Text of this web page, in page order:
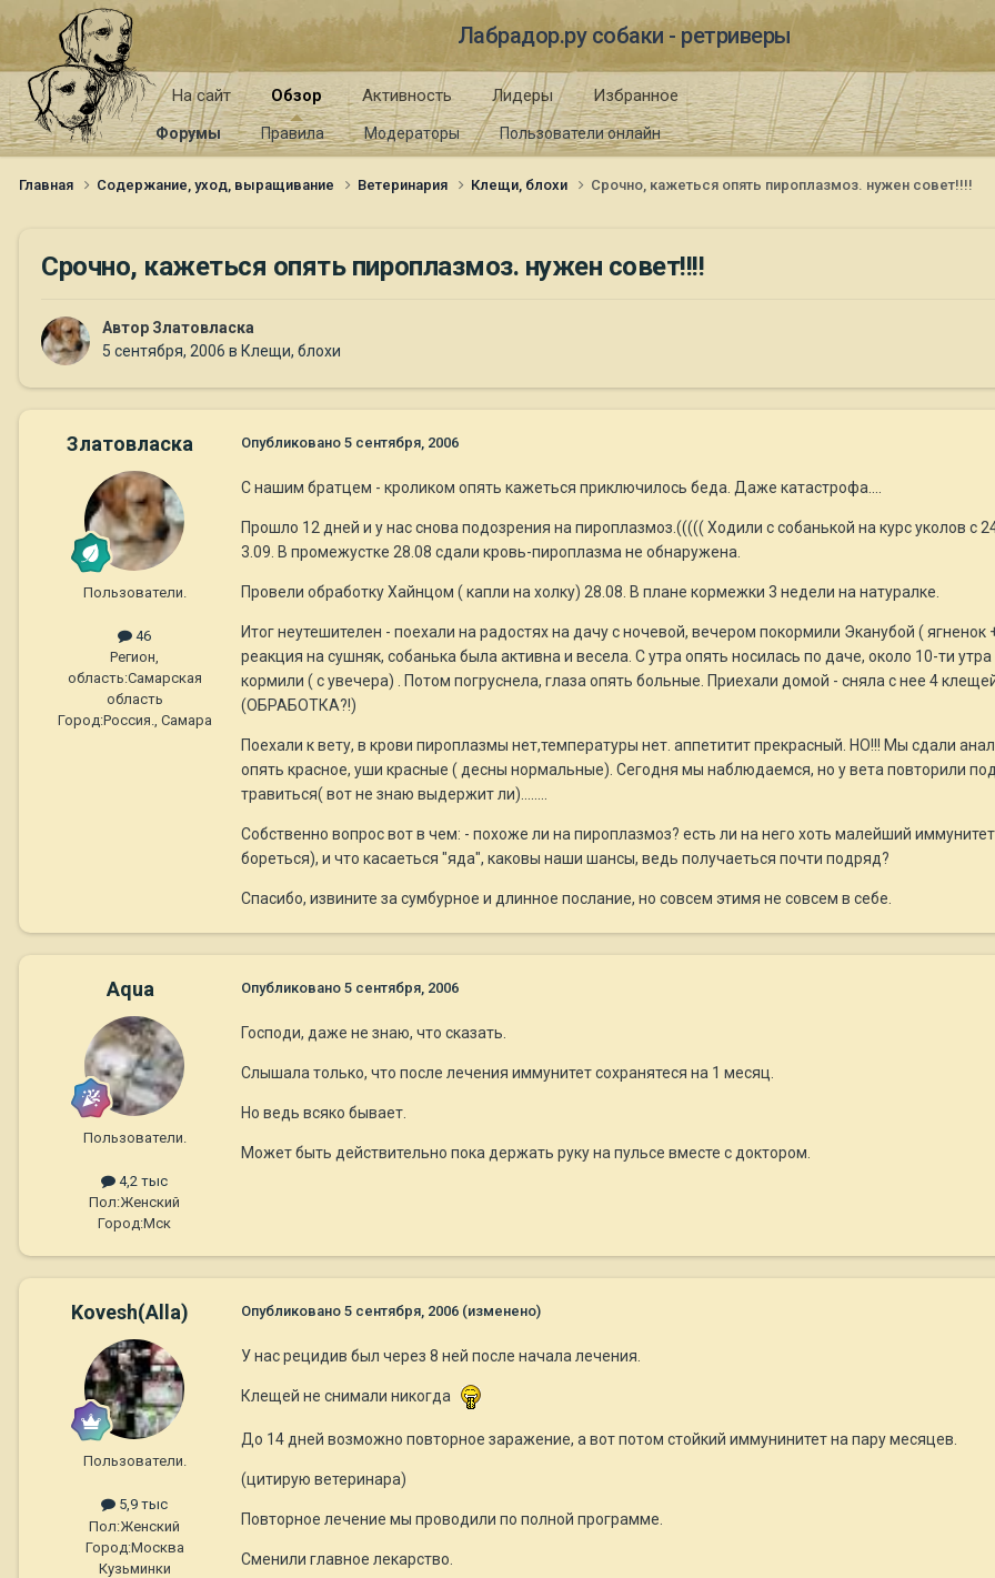
Лабрадор.ру собаки - ретриверы
На сайт Обзор
Форумы Правила Модераторы Пользователи онлайн
Активность Лидеры Избранное
Главная Содержание, уход, выращивание Ветеринария Клещи, блохи Срочно, кажеться опять пироплазмоз. нужен совет!!!!
Срочно, кажеться опять пироплазмоз. нужен совет!!!!
Автор Златовласка
5 сентября, 2006 в Клещи, блохи
Златовласка
Пользователи.
46
Регион,
область:Самарская
область
Город:Россия., Самара
Опубликовано 5 сентября, 2006
С нашим братцем - кроликом опять кажеться приключилось беда. Даже катастрофа....
Прошло 12 дней и у нас снова подозрения на пироплазмоз.((((( Ходили с собанькой на курс уколов с
3.09. В промежустке 28.08 сдали кровь-пироплазма не обнаружена.
Провели обработку Хайнцом ( капли на холку) 28.08. В плане кормежки 3 недели на натуралке.
Итог неутешителен - поехали на радостях на дачу с ночевой, вечером покормили Эканубой (
реакция на сушняк, собанька была активна и весела. С утра опять носилась по даче, около 10-ти
кормили ( с увечера) . Потом погруснела, глаза опять больные. Приехали домой - сняла с нее 4
(ОБРАБОТКА?!)
Поехали к вету, в крови пироплазмы нет,температуры нет. аппетитит прекрасный. НО!!! Мы сдали
опять красное, уши красные ( десны нормальные). Сегодня мы наблюдаемся, но у вета повторили
травиться( вот не знаю выдержит ли)........
Собственно вопрос вот в чем: - похоже ли на пироплазмоз? есть ли на него хоть малейший
бореться), и что касаеться "яда", каковы наши шансы, ведь получаеться почти подряд?
Спасибо, извините за сумбурное и длинное послание, но совсем этимя не совсем в себе.
Aqua
Пользователи.
4,2 тыс
Пол:Женский
Город:Мск
Опубликовано 5 сентября, 2006
Господи, даже не знаю, что сказать.
Слышала только, что после лечения иммунитет сохранятеся на 1 месяц.
Но ведь всяко бывает.
Может быть действительно пока держать руку на пульсе вместе с доктором.
Kovesh(Alla)
Пользователи.
5,9 тыс
Пол:Женский
Город:Москва
Кузьминки
Опубликовано 5 сентября, 2006 (изменено)
У нас рецидив был через 8 ней после начала лечения.
Клещей не снимали никогда
До 14 дней возможно повторное заражение, а вот потом стойкий иммунинитет на пару месяцев.
(цитирую ветеринара)
Повторное лечение мы проводили по полной программе.
Сменили главное лекарство.